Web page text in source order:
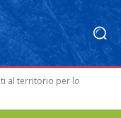
al territorio per lo